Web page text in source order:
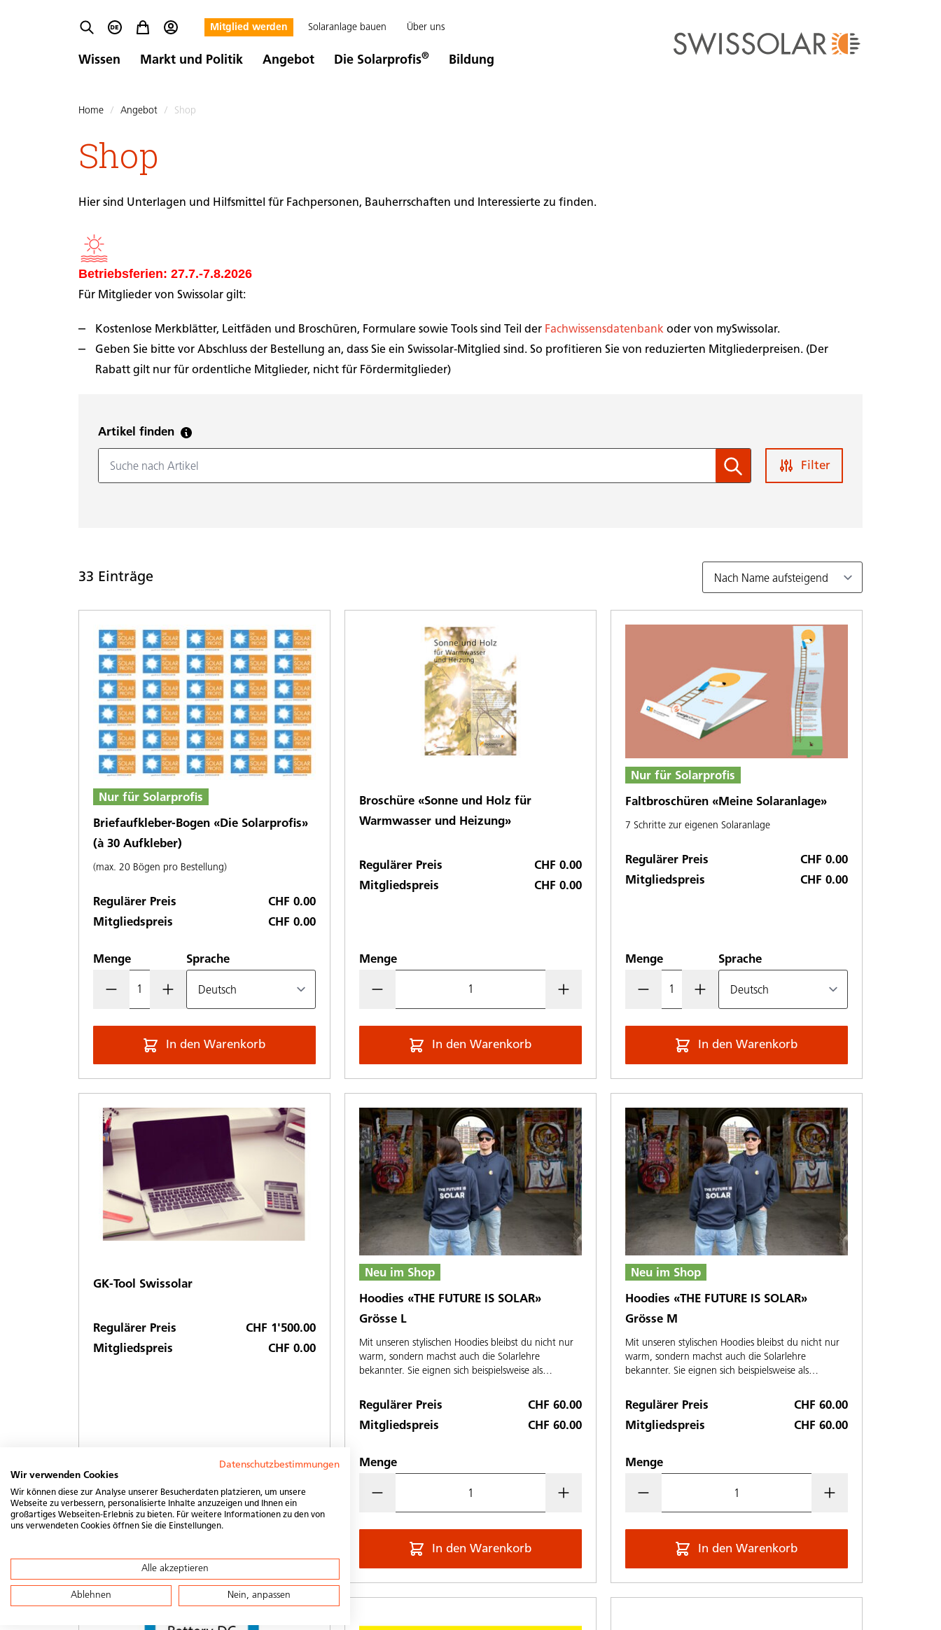
Mitglied werden Solaranlage bauen Über uns
Wissen Markt und Politik Angebot Die Solarprofis® Bildung
Home / Angebot / Shop
Shop
Hier sind Unterlagen und Hilfsmittel für Fachpersonen, Bauherrschaften und Interessierte zu finden.
Betriebsferien: 27.7.-7.8.2026
Für Mitglieder von Swissolar gilt:
Kostenlose Merkblätter, Leitfäden und Broschüren, Formulare sowie Tools sind Teil der Fachwissensdatenbank oder von mySwissolar.
Geben Sie bitte vor Abschluss der Bestellung an, dass Sie ein Swissolar-Mitglied sind. So profitieren Sie von reduzierten Mitgliederpreisen. (Der
Rabatt gilt nur für ordentliche Mitglieder, nicht für Fördermitglieder)
Artikel finden
Filter
33 Einträge
Nur für Solarprofis
Briefaufkleber-Bogen «Die Solarprofis»
(à 30 Aufkleber)
(max. 20 Bögen pro Bestellung)
Regulärer Preis
CHF 0.00
Mitgliedspreis
CHF 0.00
Menge Sprache
In den Warenkorb
Broschüre «Sonne und Holz für
Warmwasser und Heizung»
Regulärer Preis
CHF 0.00
Mitgliedspreis
CHF 0.00
Menge
In den Warenkorb
Nur für Solarprofis
Faltbroschüren «Meine Solaranlage»
7 Schritte zur eigenen Solaranlage
Regulärer Preis
CHF 0.00
Mitgliedspreis
CHF 0.00
Menge Sprache
In den Warenkorb
GK-Tool Swissolar
Regulärer Preis
CHF 1'500.00
Mitgliedspreis
CHF 0.00
Neu im Shop
Hoodies «THE FUTURE IS SOLAR»
Grösse L
Mit unseren stylischen Hoodies bleibst du nicht nur
warm, sondern machst auch die Solarlehre
bekannter. Sie eignen sich beispielsweise als
Schnuppergeschenk, als Geschenk für Mitarbeitende
oder einfach so für stolze Berufsmenschen.
Regulärer Preis
CHF 60.00
Mitgliedspreis
CHF 60.00
Menge
In den Warenkorb
Neu im Shop
Hoodies «THE FUTURE IS SOLAR»
Grösse M
Mit unseren stylischen Hoodies bleibst du nicht nur
warm, sondern machst auch die Solarlehre
bekannter. Sie eignen sich beispielsweise als
Schnuppergeschenk, als Geschenk für Mitarbeitende
oder einfach so für stolze Berufsmenschen.
Regulärer Preis
CHF 60.00
Mitgliedspreis
CHF 60.00
Menge
In den Warenkorb
Datenschutzbestimmungen
Wir verwenden Cookies
Wir können diese zur Analyse unserer Besucherdaten platzieren, um unsere
Webseite zu verbessern, personalisierte Inhalte anzuzeigen und Ihnen ein
großartiges Webseiten-Erlebnis zu bieten. Für weitere Informationen zu den von
uns verwendeten Cookies öffnen Sie die Einstellungen.
Alle akzeptieren
Ablehnen Nein, anpassen